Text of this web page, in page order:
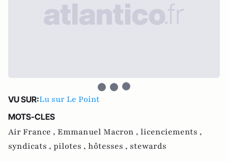
VU SUR:Lu sur Le Point
MOTS-CLES
Air France , Emmanuel Macron , licenciements ,
syndicats , pilotes , hôtesses , stewards